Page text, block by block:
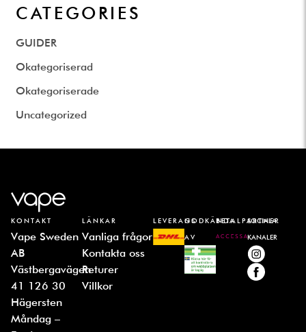
CATEGORIES
GUIDER
Okategoriserad
Okategoriserade
Uncategorized
KONTAKT
Vape Sweden
AB
Västbergavägen
41 126 30
Hägersten
Måndag –
LÄNKAR
Vanliga frågor
Kontakta oss
Returer
Villkor
LEVERANSGODKÄNDA
AV
BETALPARTNER
SOCIALA
KANALER